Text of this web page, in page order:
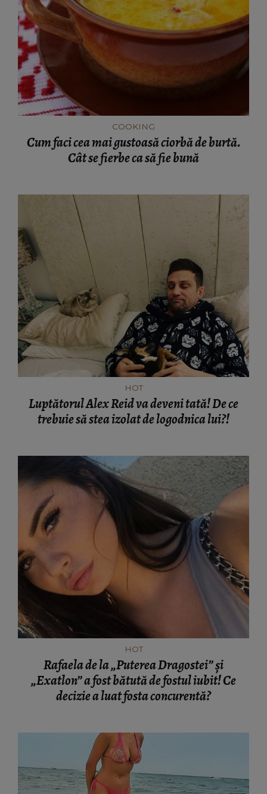
COOKING
Cum faci cea mai gustoasă ciorbă de burtă.
Cât se fierbe ca să fie bună
HOT
Luptătorul Alex Reid va deveni tată! De ce
trebuie să stea izolat de logodnica lui?!
HOT
Rafaela de la „Puterea Dragostei” și
„Exatlon” a fost bătută de fostul iubit! Ce
decizie a luat fosta concurentă?